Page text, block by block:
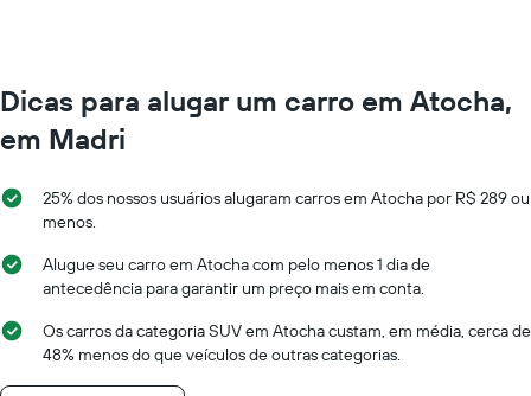
Dicas para alugar um carro em Atocha,
em Madri
25% dos nossos usuários alugaram carros em Atocha por R$ 289 ou
menos.
Alugue seu carro em Atocha com pelo menos 1 dia de
antecedência para garantir um preço mais em conta.
Os carros da categoria SUV em Atocha custam, em média, cerca de
48% menos do que veículos de outras categorias.